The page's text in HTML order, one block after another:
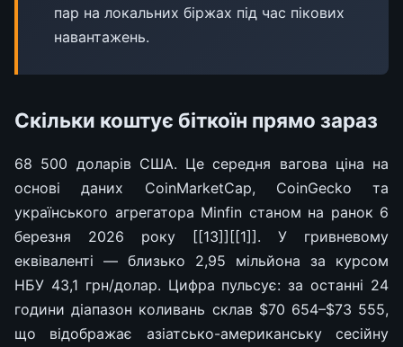
пар на локальних біржах під час пікових
навантажень.
Скільки коштує біткоїн прямо зараз
68 500 доларів США. Це середня вагова ціна на
основі даних CoinMarketCap, CoinGecko та
українського агрегатора Minfin станом на ранок 6
березня 2026 року [[13]][[1]]. У гривневому
еквіваленті — близько 2,95 мільйона за курсом
НБУ 43,1 грн/долар. Цифра пульсує: за останні 24
години діапазон коливань склав $70 654–$73 555,
що відображає азіатсько-американську сесійну